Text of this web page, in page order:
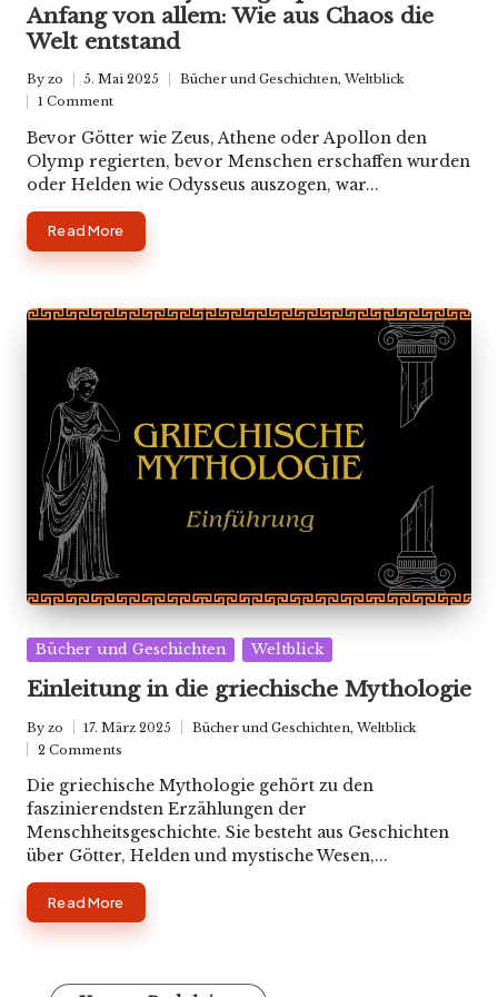
Anfang von allem: Wie aus Chaos die
Welt entstand
Posted
by
By zo 5. Mai 2025 Bücher und Geschichten, Weltblick
1 Comment
Bevor Götter wie Zeus, Athene oder Apollon den
Olymp regierten, bevor Menschen erschaffen wurden
oder Helden wie Odysseus auszogen, war...
Read More
Posted
Bücher und Geschichten Weltblick
Einleitung in die griechische Mythologie
Posted
by
By zo 17. März 2025
Posted
Bücher und Geschichten, Weltblick
2 Comments
Die griechische Mythologie gehört zu den
faszinierendsten Erzählungen der
Menschheitsgeschichte. Sie besteht aus Geschichten
über Götter, Helden und mystische Wesen,...
Read More